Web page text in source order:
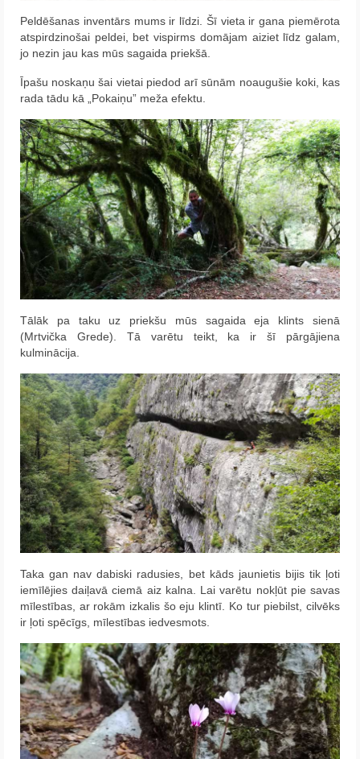
Peldēšanas inventārs mums ir līdzi. Šī vieta ir gana piemērota
atspirdzinošai peldei, bet vispirms domājam aiziet līdz galam,
jo nezin jau kas mūs sagaida priekšā.
Īpašu noskaņu šai vietai piedod arī sūnām noaugušie koki, kas
rada tādu kā „Pokaiņu” meža efektu.
Tālāk pa taku uz priekšu mūs sagaida eja klints sienā
(Mrtvička Grede). Tā varētu teikt, ka ir šī pārgājiena
kulminācija.
Taka gan nav dabiski radusies, bet kāds jaunietis bijis tik ļoti
iemīlējies daiļavā ciemā aiz kalna. Lai varētu nokļūt pie savas
mīlestības, ar rokām izkalis šo eju klintī. Ko tur piebilst, cilvēks
ir ļoti spēcīgs, mīlestības iedvesmots.